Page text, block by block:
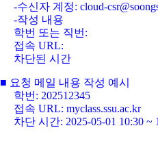
-수신자 계정: cloud-
-작성 내용
학번 또는 직번:
접속 URL:
차단된 시간
■ 요청 메일 내용 작성 예시
학번: 202512345
접속 URL: myclass.ssu.ac.kr
차단 시간: 2025-05-01 10:30 ~